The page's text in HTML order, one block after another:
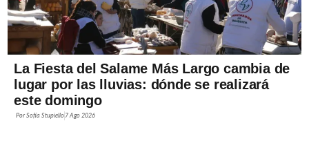
La Fiesta del Salame Más Largo cambia de
lugar por las lluvias: dónde se realizará
este domingo
PorSofía Stupiello 7 Ago 2026